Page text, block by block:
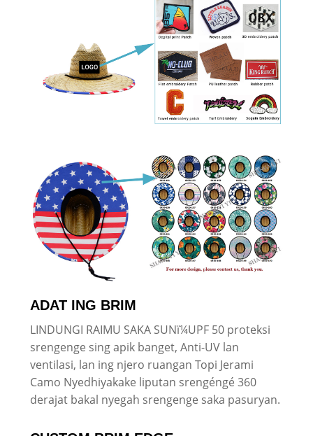
ADAT ING BRIM
LINDUNGI RAIMU SAKA SUNï¼UPF 50 proteksi
srengenge sing apik banget, Anti-UV lan
ventilasi, lan ing njero ruangan Topi Jerami
Camo Nyedhiyakake liputan srengéngé 360
derajat bakal nyegah srengenge saka pasuryan.